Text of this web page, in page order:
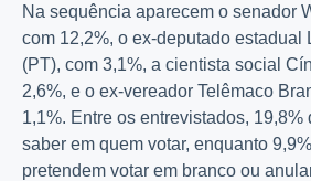
Na sequência aparecem o senador
com 12,2%, o ex-deputado estadual
(PT), com 3,1%, a cientista social
2,6%, e o ex-vereador Telêmaco
1,1%. Entre os entrevistados,
saber em quem votar, enquanto
pretendem votar em branco ou